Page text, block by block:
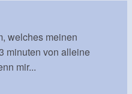
welches meinen
minuten von alleine
mir...